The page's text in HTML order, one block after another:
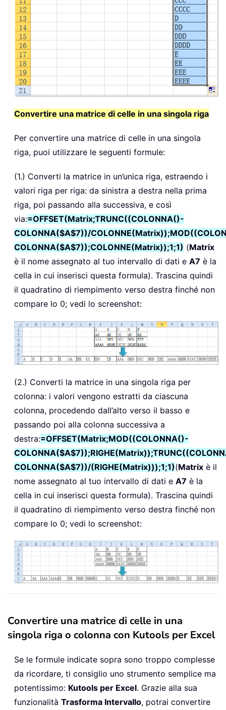
Convertire una matrice di celle in una singola riga
Per convertire una matrice di celle in una singola
riga, puoi utilizzare le seguenti formule:
(1.) Converti la matrice in un’unica riga, estraendo i
valori riga per riga: da sinistra a destra nella prima
riga, poi passando alla successiva, e così
via:=OFFSET(Matrix;TRUNC((COLONNA()-
COLONNA($A$7))/
COLONNA($A$7));COLONNE(Matrix));1;1) (Matrix
è il nome assegnato al tuo intervallo di dati e A7 è la
cella in cui inserisci questa formula). Trascina quindi
il quadratino di riempimento verso destra finché non
compare lo 0; vedi lo screenshot:
(2.) Converti la matrice in una singola riga per
colonna: i valori vengono estratti da ciascuna
colonna, procedendo dall’alto verso il basso e
passando poi alla colonna successiva a
destra:=OFFSET(Matrix;MOD((COLONNA()-
COLONNA($A$7))/(RIGHE(Matrix)));1;1)(Matrix è il
nome assegnato al tuo intervallo di dati e A7 è la
cella in cui inserisci questa formula). Trascina quindi
il quadratino di riempimento verso destra finché non
compare lo 0; vedi lo screenshot:
Convertire una matrice di celle in una
singola riga o colonna con Kutools per Excel
Se le formule indicate sopra sono troppo complesse
da ricordare, ti consiglio uno strumento semplice ma
potentissimo: Kutools per Excel. Grazie alla sua
funzionalità Trasforma Intervallo, potrai convertire